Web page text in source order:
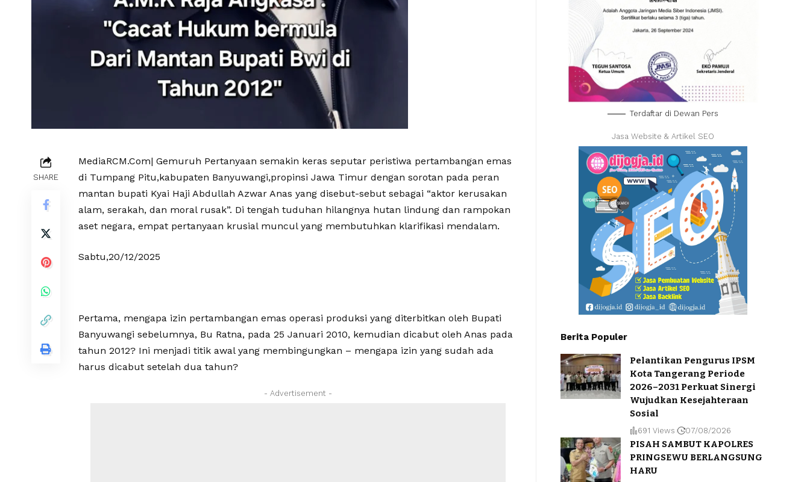
SHARE
MediaRCM.Com| Gemuruh Pertanyaan semakin keras seputar peristiwa pertambangan emas
di Tumpang Pitu,kabupaten Banyuwangi,propinsi Jawa Timur dengan sorotan pada peran
mantan bupati Kyai Haji Abdullah Azwar Anas yang disebut-sebut sebagai “aktor kerusakan
alam, serakah, dan moral rusak”. Di tengah tuduhan hilangnya hutan lindung dan rampokan
aset negara, empat pertanyaan krusial muncul yang membutuhkan klarifikasi mendalam.
Sabtu,20/12/2025
Pertama, mengapa izin pertambangan emas operasi produksi yang diterbitkan oleh Bupati
Banyuwangi sebelumnya, Bu Ratna, pada 25 Januari 2010, kemudian dicabut oleh Anas pada
tahun 2012? Ini menjadi titik awal yang membingungkan – mengapa izin yang sudah ada
harus dicabut setelah dua tahun?
- Advertisement -
Terdaftar di Dewan Pers
Jasa Website & Artikel SEO
Berita Populer
Pelantikan Pengurus IPSM
Kota Tangerang Periode
2026–2031 Perkuat Sinergi
Wujudkan Kesejahteraan
Sosial
691 Views 07/08/2026
PISAH SAMBUT KAPOLRES
PRINGSEWU BERLANGSUNG
HARU